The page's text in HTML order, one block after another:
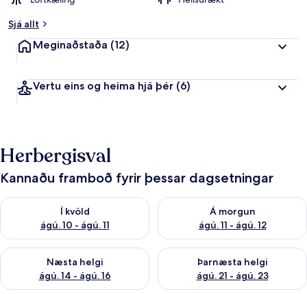
Sjá allt
Meginaðstaða (12)
Vertu eins og heima hjá þér (6)
Herbergisval
Kannaðu framboð fyrir þessar dagsetningar
Í kvöld
ágú. 10 - ágú. 11
Athuga framboð í kvöld ágú. 10 - ágú. 11
Á morgun
ágú. 11 - ágú. 12
Athuga framboð á morgun
Næsta helgi
ágú. 14 - ágú. 16
Athuga framboð næstu helgi ágú. 14 - ágú. 16
Þarnæsta helgi
ágú. 21 - ágú. 23
Athuga framboð þarnæstu